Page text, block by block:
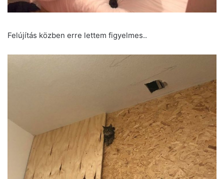
Felújítás közben erre lettem figyelmes..